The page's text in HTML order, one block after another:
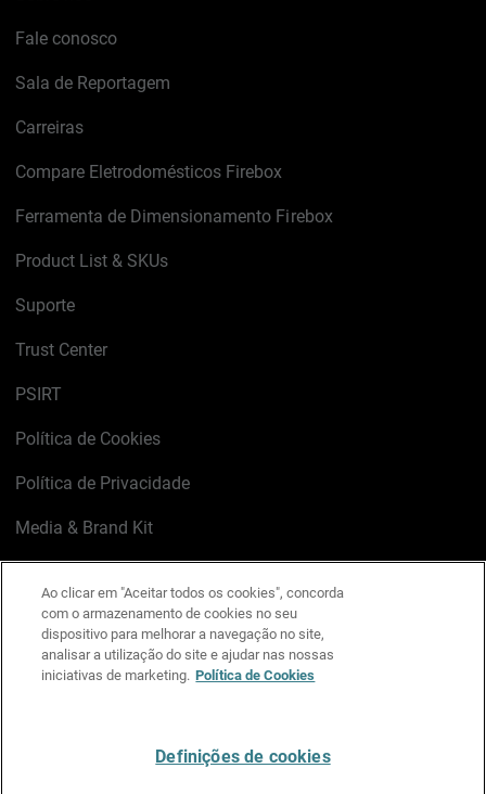
Fale conosco
Sala de Reportagem
Carreiras
Compare Eletrodomésticos Firebox
Ferramenta de Dimensionamento Firebox
Product List & SKUs
Suporte
Trust Center
PSIRT
Política de Cookies
Política de Privacidade
Media & Brand Kit
LinkedIn
X FacebookInstagram
YouTube
Ao clicar em "Aceitar todos os cookies", concorda
com o armazenamento de cookies no seu
dispositivo para melhorar a navegação no site,
analisar a utilização do site e ajudar nas nossas
iniciativas de marketing. Política de Cookies
Definições de cookies